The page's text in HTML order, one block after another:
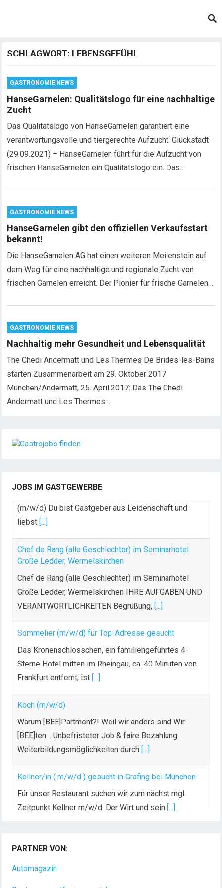
SCHLAGWORT: LEBENSGEFÜHL
GASTRONOMIE NEWS
HanseGarnelen: Qualitätslogo für eine nachhaltige
Zucht
Das Qualitätslogo von HanseGarnelen garantiert eine
verantwortungsvolle und tiergerechte Aufzucht. Glückstadt
(29.09.2021) – HanseGarnelen führt für die Aufzucht von
frischen HanseGarnelen ein Qualitätslogo ein. Das…
GASTRONOMIE NEWS
HanseGarnelen gibt den offiziellen Verkaufsstart
bekannt!
Die HanseGarnelen AG hat einen weiteren Meilenstein auf
dem Weg für eine nachhaltige und regionale Zucht von
frischen Garnelen erreicht. Der Pionier für frische Garnelen…
GASTRONOMIE NEWS
Nachhaltig mehr Gesundheit und Lebensqualität
The Chedi Andermatt und Les Thermes De Brides-les-Bains
starten Zusammenarbeit am 29. Oktober 2017
München/Andermatt, 25. April 2017: Das The Chedi
Andermatt und Les Thermes…
JOBS IM GASTGEWERBE
Chef de Rang (m/w/d) gesucht – Hotel 47° in
(m/w/d) Du bist Gastgeber aus Leidenschaft und
Chef de Rang (alle Geschlechter) im Seminarhotel
Chef de Rang (alle Geschlechter) im Seminarhotel
Große Ledder, Wermelskirchen IHRE AUFGABEN UND
VERANTWORTLICHKEITEN Begrüßung,[...]
Sommelier (m/w/d) für Top-Adresse gesucht
Das Kronenschlösschen, ein familiengeführtes 4-
Sterne Hotel mitten im Rheingau, ca. 40 Minuten von
Frankfurt entfernt, ist[...]
Koch (m/w/d)
Warum [BEE]Partment?! Weil wir anders sind Wir
[BEE]ten… Unbefristeter Job & faire Bezahlung
Weiterbildungsmöglichkeiten durch[...]
Kellner/in ( m/w/d ) gesucht in Grafing bei München
Für unser Restaurant suchen wir zum nächst mgl.
Zeitpunkt Kellner m/w/d. Der Wirt und sein[...]
PARTNER VON:
Automagazin